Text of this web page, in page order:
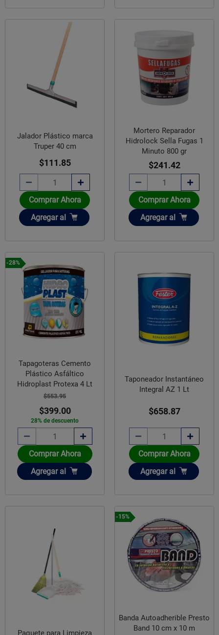
Jalador Plástico marca
Truper 40 cm
$111.85
Comprar Ahora
Añadir
Agregar al
Mortero Reparador
Hidrolock Sella Fugas 1
Minuto 800 gr
$241.42
Comprar Ahora
Añadir
Agregar al
-28%
Tapagoteras Cemento
Plástico Asfáltico
Hidroplast Protexa 4 Lt
$553.95
$399.00
28% de descuento
Comprar Ahora
Añadir
Agregar al
Taponeador Instantáneo
Integral AZ 1 Lt
$658.87
Comprar Ahora
Añadir
Agregar al
-15%
Banda Autoadherible Presto
Band 10 cm x 10 m